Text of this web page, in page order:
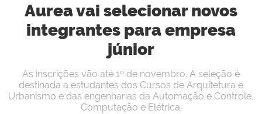
Aurea vai selecionar novos
integrantes para empresa
júnior
As inscrições vão até 1º de novembro. A seleção é
destinada a estudantes dos Cursos de Arquitetura e
Urbanismo e das engenharias da Automação e Controle,
Computação e Elétrica.